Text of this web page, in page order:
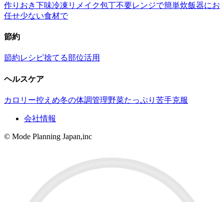
作りおき下味冷凍 リメイク包丁不要レンジで簡単炊飯器にお
任せ少ない食材で
節約
節約レシピ捨てる部位活用
ヘルスケア
カロリー控えめ冬の体調管理野菜たっぷり 苦手克服
会社情報
© Mode Planning Japan,inc